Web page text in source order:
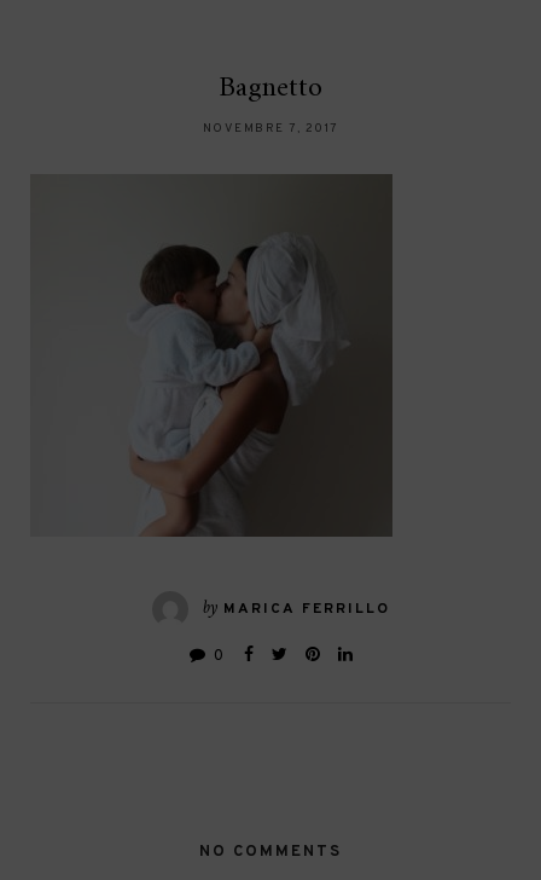
Bagnetto
NOVEMBRE 7, 2017
by MARICA FERRILLO
0
NO COMMENTS